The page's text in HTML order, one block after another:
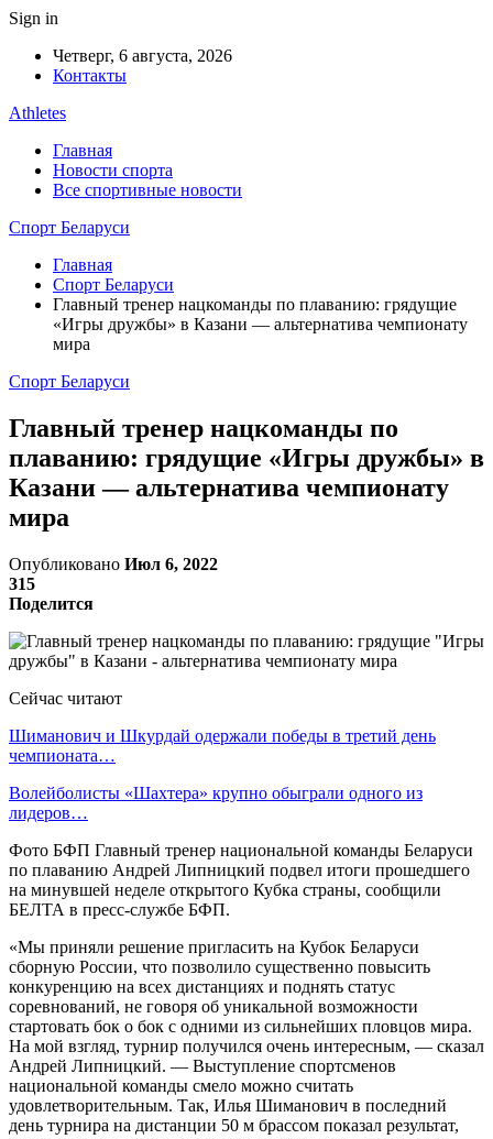
Sign in
Четверг, 6 августа, 2026
Контакты
Athletes
Главная
Новости спорта
Все спортивные новости
Спорт Беларуси
Главная
Спорт Беларуси
Главный тренер нацкоманды по плаванию: грядущие
«Игры дружбы» в Казани — альтернатива чемпионату
мира
Спорт Беларуси
Главный тренер нацкоманды по
плаванию: грядущие «Игры дружбы» в
Казани — альтернатива чемпионату
мира
Опубликовано Июл 6, 2022
315
Поделится
Сейчас читают
Шиманович и Шкурдай одержали победы в третий день
чемпионата…
Волейболисты «Шахтера» крупно обыграли одного из
лидеров…
Фото БФП Главный тренер национальной команды Беларуси
по плаванию Андрей Липницкий подвел итоги прошедшего
на минувшей неделе открытого Кубка страны, сообщили
БЕЛТА в пресс-службе БФП.
«Мы приняли решение пригласить на Кубок Беларуси
сборную России, что позволило существенно повысить
конкуренцию на всех дистанциях и поднять статус
соревнований, не говоря об уникальной возможности
стартовать бок о бок с одними из сильнейших пловцов мира.
На мой взгляд, турнир получился очень интересным, — сказал
Андрей Липницкий. — Выступление спортсменов
национальной команды смело можно считать
удовлетворительным. Так, Илья Шиманович в последний
день турнира на дистанции 50 м брассом показал результат,